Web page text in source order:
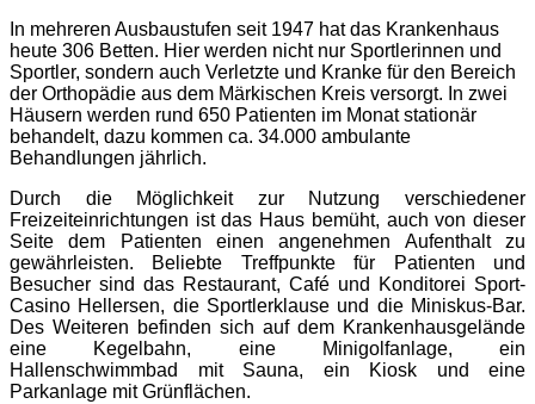
In mehreren Ausbaustufen seit 1947 hat das Krankenhaus
heute 306 Betten. Hier werden nicht nur Sportlerinnen und
Sportler, sondern auch Verletzte und Kranke für den Bereich
der Orthopädie aus dem Märkischen Kreis versorgt. In zwei
Häusern werden rund 650 Patienten im Monat stationär
behandelt, dazu kommen ca. 34.000 ambulante
Behandlungen jährlich.
Durch die Möglichkeit zur Nutzung verschiedener
Freizeiteinrichtungen ist das Haus bemüht, auch von dieser
Seite dem Patienten einen angenehmen Aufenthalt zu
gewährleisten. Beliebte Treffpunkte für Patienten und
Besucher sind das Restaurant, Café und Konditorei Sport-
Casino Hellersen, die Sportlerklause und die Miniskus-Bar.
Des Weiteren befinden sich auf dem Krankenhausgelände
eine Kegelbahn, eine Minigolfanlage, ein
Hallenschwimmbad mit Sauna, ein Kiosk und eine
Parkanlage mit Grünflächen.